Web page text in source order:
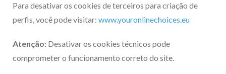
Para desativar os cookies de terceiros para criação de
perfis, você pode visitar: www.youronlinechoices.eu
Atenção: Desativar os cookies técnicos pode
comprometer o funcionamento correto do site.